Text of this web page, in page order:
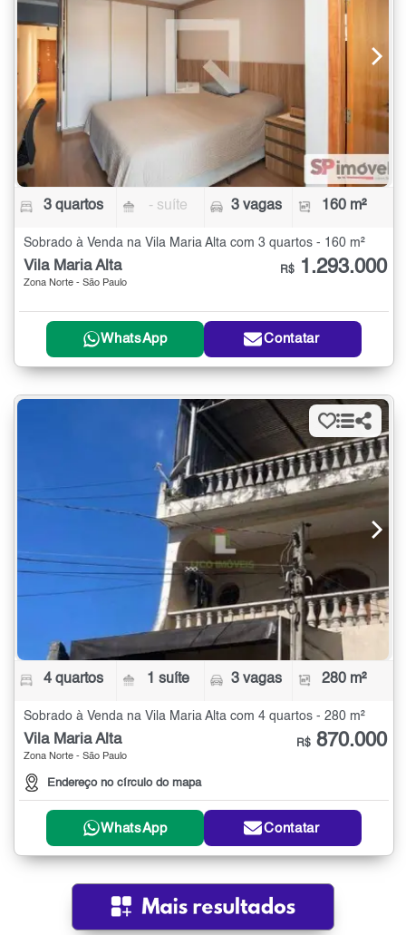
3 quartos - suíte 3 vagas 160 m²
Sobrado à Venda na Vila Maria Alta com 3 quartos - 160 m²
Vila Maria Alta
Zona Norte - São Paulo
R$ 1.293.000
WhatsApp Contatar
4 quartos 1 suíte 3 vagas 280 m²
Sobrado à Venda na Vila Maria Alta com 4 quartos - 280 m²
Vila Maria Alta
Zona Norte - São Paulo
Endereço no círculo do mapa
R$ 870.000
WhatsApp Contatar